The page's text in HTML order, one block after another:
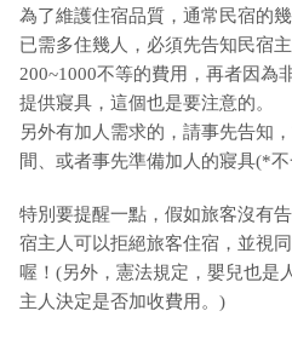
為了維護住宿品質，通常民宿的
已需多住幾人，必須先告知民宿
200~1000不等的費用，再者因為
提供寢具，這個也是要注意的。
另外有加人需求的，請事先告知
間、或者事先準備加人的寢具(*不
特別要提醒一點，假如旅客沒有
宿主人可以拒絕旅客住宿，並視
喔！(另外，憲法規定，嬰兒也是
主人決定是否加收費用。)